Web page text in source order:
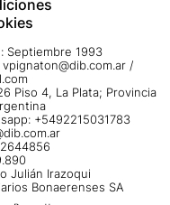
Septiembre 1993
vpignaton@dib.com.ar /
Piso 4, La Plata; Provincia
+5492215031783
Julián Irazoqui
Bonaerenses SA